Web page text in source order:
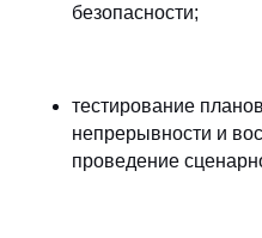
безопасности;
тестирование
непрерывности и
проведение